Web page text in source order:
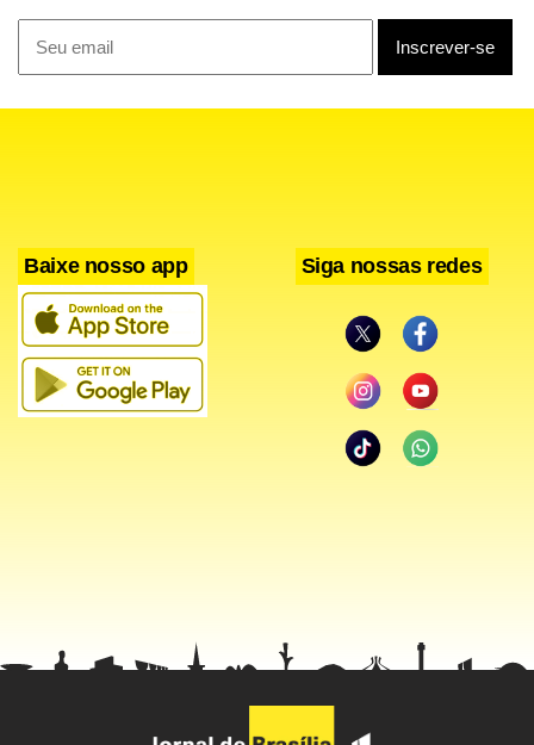
Baixe nosso app Siga nossas redes